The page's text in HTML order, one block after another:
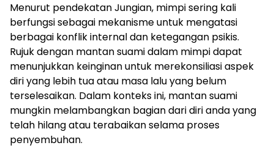
Menurut pendekatan Jungian, mimpi sering kali
berfungsi sebagai mekanisme untuk mengatasi
berbagai konflik internal dan ketegangan psikis.
Rujuk dengan mantan suami dalam mimpi dapat
menunjukkan keinginan untuk merekonsiliasi aspek
diri yang lebih tua atau masa lalu yang belum
terselesaikan. Dalam konteks ini, mantan suami
mungkin melambangkan bagian dari diri anda yang
telah hilang atau terabaikan selama proses
penyembuhan.